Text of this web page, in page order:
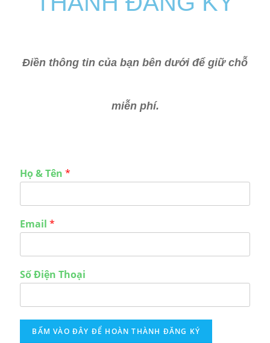
Điền thông tin của bạn bên dưới để giữ chỗ
miễn phí.
Họ & Tên*
Email*
Số Điện Thoại
BẤM VÀO ĐÂY ĐỂ HOÀN THÀNH ĐĂNG KÝ